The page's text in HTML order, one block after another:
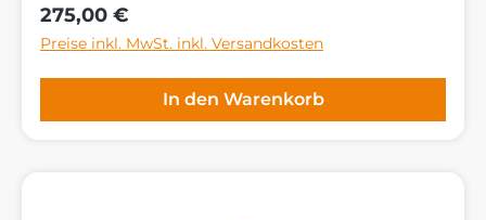
Regulärer Preis:
275,00 €
Preise inkl. MwSt. inkl. Versandkosten
In den Warenkorb